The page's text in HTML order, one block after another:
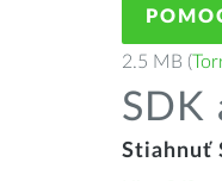
2.5 MB (
SDK
Stiahnuť